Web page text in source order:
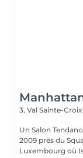
3, Val Sainte-Croix
Un Salon
2009 près du
Luxembourg où